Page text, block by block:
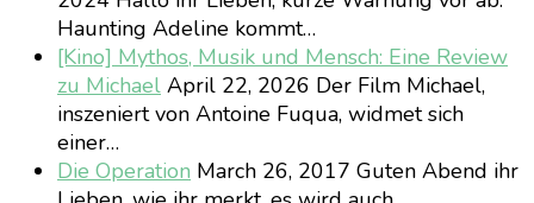
Haunting Adeline kommt…
[Kino] Mythos, Musik und Mensch: Eine Review
zu Michael April 22, 2026 Der Film Michael,
inszeniert von Antoine Fuqua, widmet sich
einer…
Die Operation March 26, 2017 Guten Abend ihr